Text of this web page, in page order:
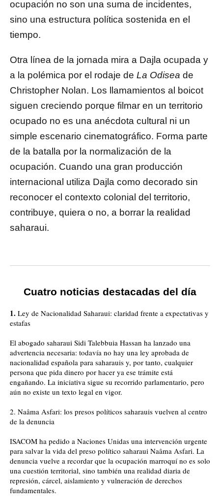
ocupación no son una suma de incidentes,
sino una estructura política sostenida en el
tiempo.
Otra línea de la jornada mira a Dajla ocupada y
a la polémica por el rodaje de La Odisea de
Christopher Nolan. Los llamamientos al boicot
siguen creciendo porque filmar en un territorio
ocupado no es una anécdota cultural ni un
simple escenario cinematográfico. Forma parte
de la batalla por la normalización de la
ocupación. Cuando una gran producción
internacional utiliza Dajla como decorado sin
reconocer el contexto colonial del territorio,
contribuye, quiera o no, a borrar la realidad
saharaui.
Cuatro noticias destacadas del día
1. Ley de Nacionalidad Saharaui: claridad frente a expectativas y
estafas
El abogado saharaui Sidi Talebbuia Hassan ha lanzado una
advertencia necesaria: todavía no hay una ley aprobada de
nacionalidad española para saharauis y, por tanto, cualquier
persona que pida dinero por hacer ya ese trámite está
engañando. La iniciativa sigue su recorrido parlamentario, pero
aún no existe un texto legal en vigor.
2. Naâma Asfari: los presos políticos saharauis vuelven al centro
de la denuncia
ISACOM ha pedido a Naciones Unidas una intervención urgente
para salvar la vida del preso político saharaui Naâma Asfari. La
denuncia vuelve a recordar que la ocupación marroquí no es solo
una cuestión territorial, sino también una realidad diaria de
represión, cárcel, aislamiento y vulneración de derechos
fundamentales.